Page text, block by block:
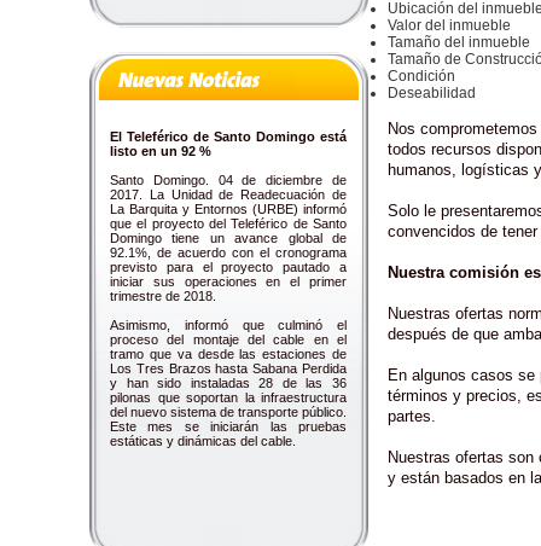
El Teleférico de Santo Domingo está
listo en un 92 %
Santo Domingo. 04 de diciembre de
2017. La Unidad de Readecuación de
La Barquita y Entornos (URBE) informó
que el proyecto del Teleférico de Santo
Domingo tiene un avance global de
92.1%, de acuerdo con el cronograma
previsto para el proyecto pautado a
iniciar sus operaciones en el primer
trimestre de 2018.
Asimismo, informó que culminó el
proceso del montaje del cable en el
tramo que va desde las estaciones de
Los Tres Brazos hasta Sabana Perdida
y han sido instaladas 28 de las 36
pilonas que soportan la infraestructura
del nuevo sistema de transporte público.
Este mes se iniciarán las pruebas
estáticas y dinámicas del cable.
Ubicación del
Valor del inmueble
Tamaño del inmueble
Tamaño de
Condición
Deseabilidad
Nos
todos recursos
humanos, logísticas
Solo le
convencidos de
Nuestra comisión
Nuestras ofertas
después de que
En algunos casos se
términos y precios,
partes.
Nuestras ofertas
y están basados en